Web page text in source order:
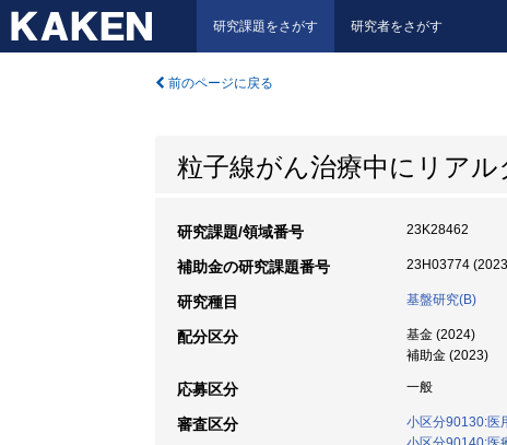
研究課題をさがす 研究者をさがす
前のページに戻る
粒子線がん治療中にリア
研究課題/領域番号 23K28462
補助金の研究課題番号 23H03774
研究種目 基盤研究(B)
配分区分
基金 (2024)
補助金 (2023)
応募区分 一般
審査区分
小区分90130:医